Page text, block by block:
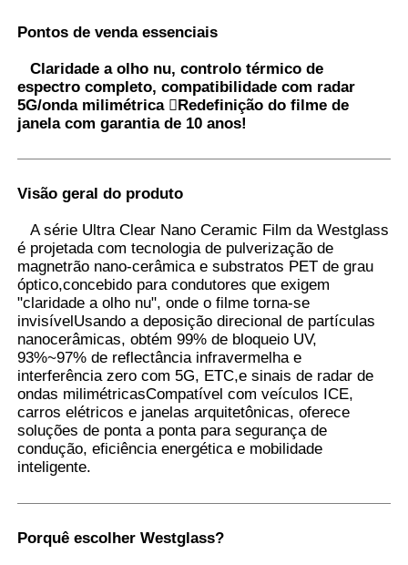
Produtos
Quem Somos
Controle de Qualidade
Fale Conosco
notícias
Todos os casos
Pedir um orçamento
Película PDLC inteligente
Pontos de venda essenciais
Claridade a olho nu, controlo térmico de
espectro completo, compatibilidade com radar
5G/onda milimétrica Redefinição do filme de
janela com garantia de 10 anos!
Visão geral do produto
A série Ultra Clear Nano Ceramic Film da Westglass
é projetada com tecnologia de pulverização de
magnetrão nano-cerâmica e substratos PET de grau
óptico,concebido para condutores que exigem
"claridade a olho nu", onde o filme torna-se
invisívelUsando a deposição direcional de partículas
nanocerâmicas, obtém 99% de bloqueio UV,
93%~97% de reflectância infravermelha e
interferência zero com 5G, ETC,e sinais de radar de
ondas milimétricasCompatível com veículos ICE,
carros elétricos e janelas arquitetônicas, oferece
soluções de ponta a ponta para segurança de
condução, eficiência energética e mobilidade
inteligente.
Porquê escolher Westglass?